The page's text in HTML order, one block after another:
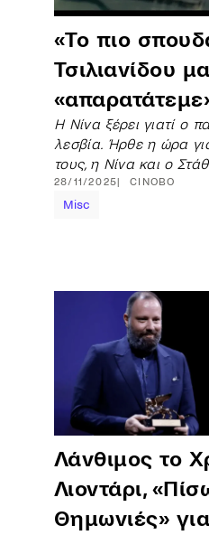
«Το πιο
Τσιλιανίδου
Η Νίνα ξέρει γιατί ο
λεσβία. Ήρθε η ώρα
τους, η Νίνα και ο
28/11/2025 CINOBO
Misc
Λάνθιμος το
Λιοντάρι,
Θημωνιές»